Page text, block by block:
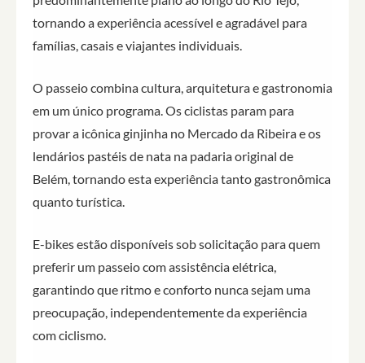
tornando a experiência acessível e agradável para
famílias, casais e viajantes individuais.
O passeio combina cultura, arquitetura e gastronomia
em um único programa. Os ciclistas param para
provar a icônica ginjinha no Mercado da Ribeira e os
lendários pastéis de nata na padaria original de
Belém, tornando esta experiência tanto gastronômica
quanto turística.
E-bikes estão disponíveis sob solicitação para quem
preferir um passeio com assistência elétrica,
garantindo que ritmo e conforto nunca sejam uma
preocupação, independentemente da experiência
com ciclismo.